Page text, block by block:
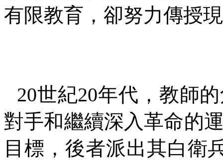
有限教育，卻努力傳授
20世紀20年代，教師
對手和繼續深入革命的
目標，後者派出其白衛